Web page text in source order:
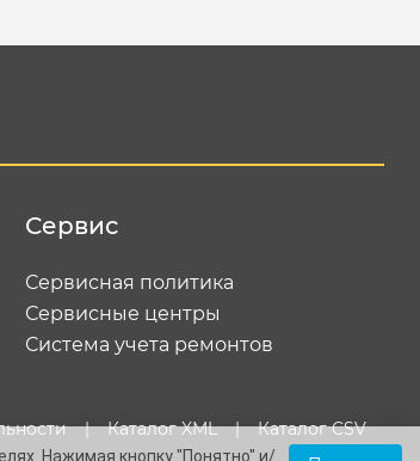
Сервис
Сервисная политика
Сервисные центры
Система учета ремонтов
| Каталог XML | Каталог CSV
Нажимая кнопку "Понятно" и/